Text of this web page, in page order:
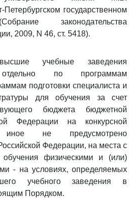
государственном
законодательства
2009, N 46, ст. 5418).
учебные заведения
отдельно по программам
подготовки специалиста и
для обучения за счет
бюджета бюджетной
Федерации на конкурсной
не предусмотрено
Федерации, на места с
обучения физическими и (или)
- на условиях, определяемых
учебного заведения в
Порядком.